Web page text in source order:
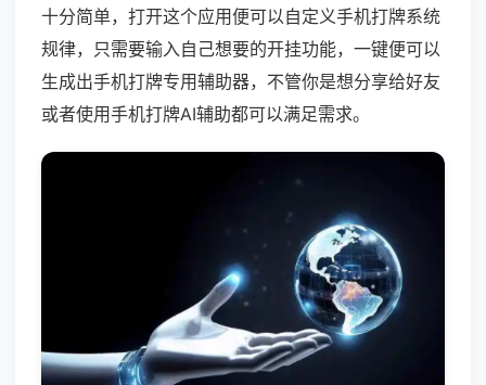
十分简单，打开这个应用便可以自定义手机打牌系统
规律，只需要输入自己想要的开挂功能，一键便可以
生成出手机打牌专用辅助器，不管你是想分享给好友
或者使用手机打牌AI辅助都可以满足需求。